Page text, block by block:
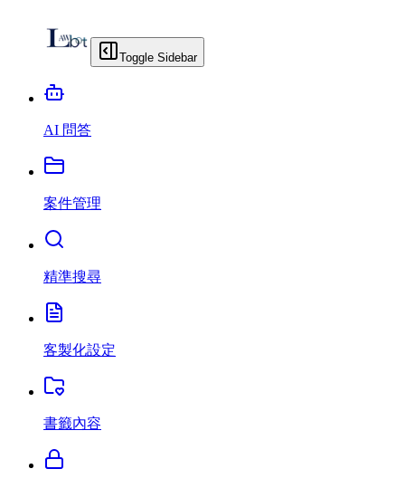
Toggle Sidebar
AI 問答
案件管理
精準搜尋
客製化設定
書籤內容